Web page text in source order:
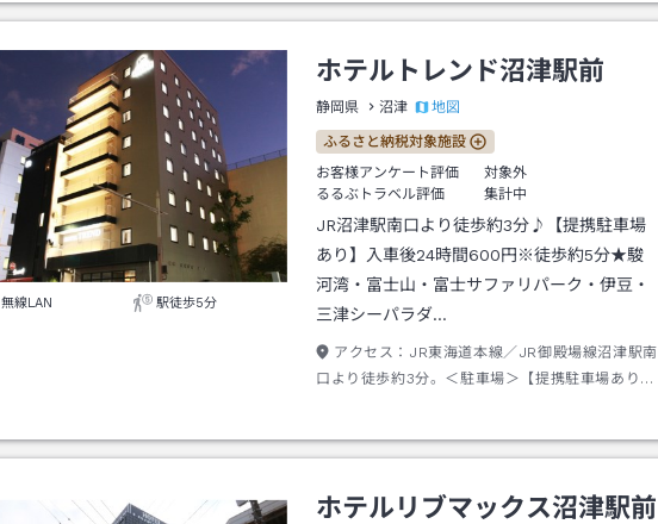
無線LAN 駅徒歩5分
ホテルトレンド沼津駅前
静岡県 沼津 地図
ふるさと納税対象施設
お客様アンケート評価
対象外
るるぶトラベル評価
集計中
JR沼津駅南口より徒歩約3分♪【提携駐車場
あり】入車後24時間600円※徒歩約5分★駿
河湾・富士山・富士サファリパーク・伊豆・
三津シーパラダ…
アクセス： JR東海道本線／JR御殿場線沼津駅南
口より徒歩約3分。＜駐車場＞【提携駐車場あり】
ホテルリブマックス沼津駅前